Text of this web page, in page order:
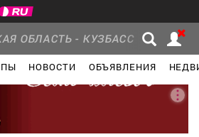
ОБЛАСТЬ - КУЗБАСС
НОВОСТИ ОБЪЯВЛЕНИЯ
Новости